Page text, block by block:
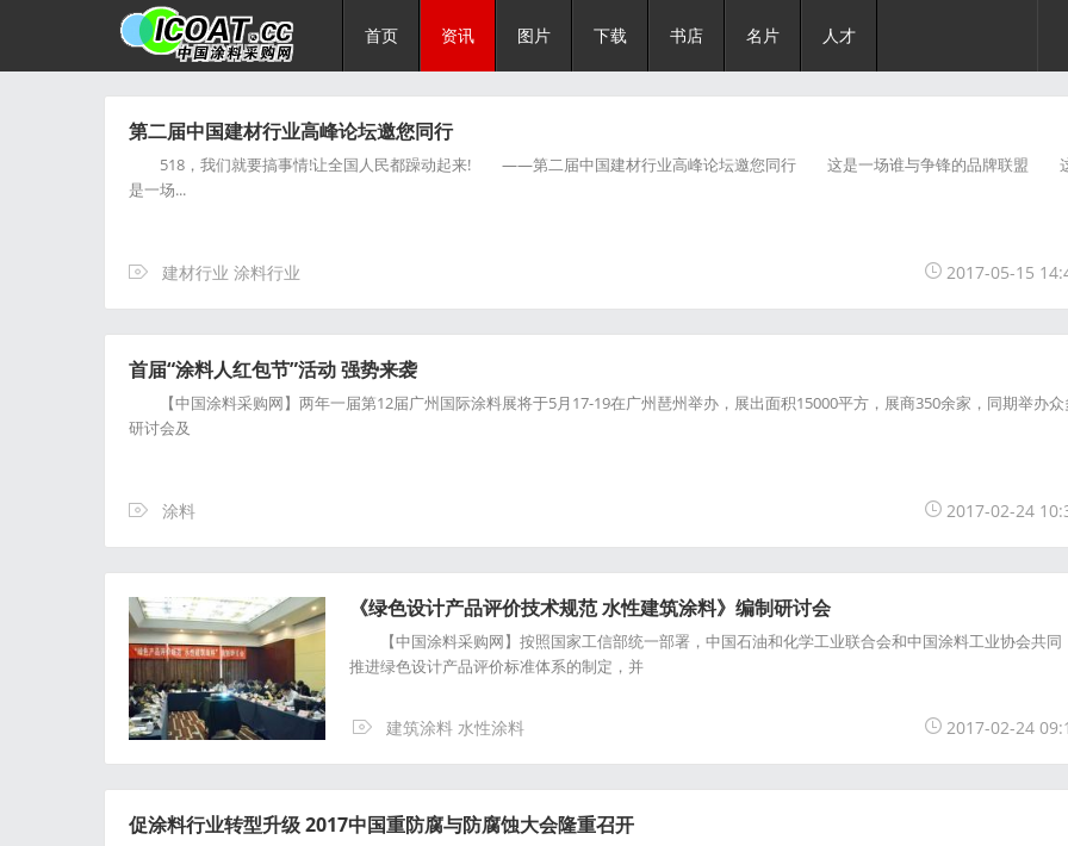
首页 资讯 图片 下载 书店 名片 人才
第二届中国建材行业高峰论坛邀您同行
518，我们就要搞事情!让全国人民都躁动起来! ——第二届中国建材行业高峰论坛邀您同行 这是一场谁与争锋的品牌联盟
是一场...
建材行业 涂料行业 2017-05-15
首届“涂料人红包节”活动 强势来袭
【中国涂料采购网】两年一届第12届广州国际涂料展将于5月17-19在广州琶州举办，展出面积15000平方，展商350余家，同期举办众
研讨会及
涂料 2017-02-24
《绿色设计产品评价技术规范 水性建筑涂料》编制研讨会
【中国涂料采购网】按照国家工信部统一部署，中国石油和化学工业联合会和中国涂料工业协会共同
推进绿色设计产品评价标准体系的制定，并
建筑涂料 水性涂料 2017-02-24
促涂料行业转型升级 2017中国重防腐与防腐蚀大会隆重召开